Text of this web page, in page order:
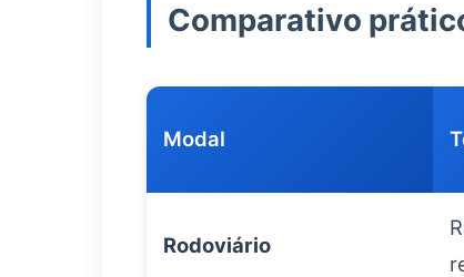
Comparativo
Modal
Rodoviário